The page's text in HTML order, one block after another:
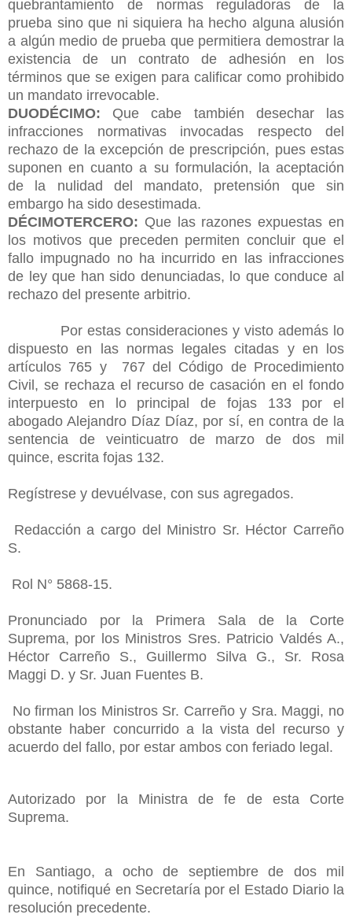
quebrantamiento de normas reguladoras de la
prueba sino que ni siquiera ha hecho alguna alusión
a algún medio de prueba que permitiera demostrar la
existencia de un contrato de adhesión en los
términos que se exigen para calificar como prohibido
un mandato irrevocable.
DUODÉCIMO: Que cabe también desechar las
infracciones normativas invocadas respecto del
rechazo de la excepción de prescripción, pues estas
suponen en cuanto a su formulación, la aceptación
de la nulidad del mandato, pretensión que sin
embargo ha sido desestimada.
DÉCIMOTERCERO: Que las razones expuestas en
los motivos que preceden permiten concluir que el
fallo impugnado no ha incurrido en las infracciones
de ley que han sido denunciadas, lo que conduce al
rechazo del presente arbitrio.
Por estas consideraciones y visto además lo
dispuesto en las normas legales citadas y en los
artículos 765 y 767 del Código de Procedimiento
Civil, se rechaza el recurso de casación en el fondo
interpuesto en lo principal de fojas 133 por el
abogado Alejandro Díaz Díaz, por sí, en contra de la
sentencia de veinticuatro de marzo de dos mil
quince, escrita fojas 132.
Regístrese y devuélvase, con sus agregados.
Redacción a cargo del Ministro Sr. Héctor Carreño
S.
Rol N° 5868-15.
Pronunciado por la Primera Sala de la Corte
Suprema, por los Ministros Sres. Patricio Valdés A.,
Héctor Carreño S., Guillermo Silva G., Sr. Rosa
Maggi D. y Sr. Juan Fuentes B.
No firman los Ministros Sr. Carreño y Sra. Maggi, no
obstante haber concurrido a la vista del recurso y
acuerdo del fallo, por estar ambos con feriado legal.
Autorizado por la Ministra de fe de esta Corte
Suprema.
En Santiago, a ocho de septiembre de dos mil
quince, notifiqué en Secretaría por el Estado Diario la
resolución precedente.